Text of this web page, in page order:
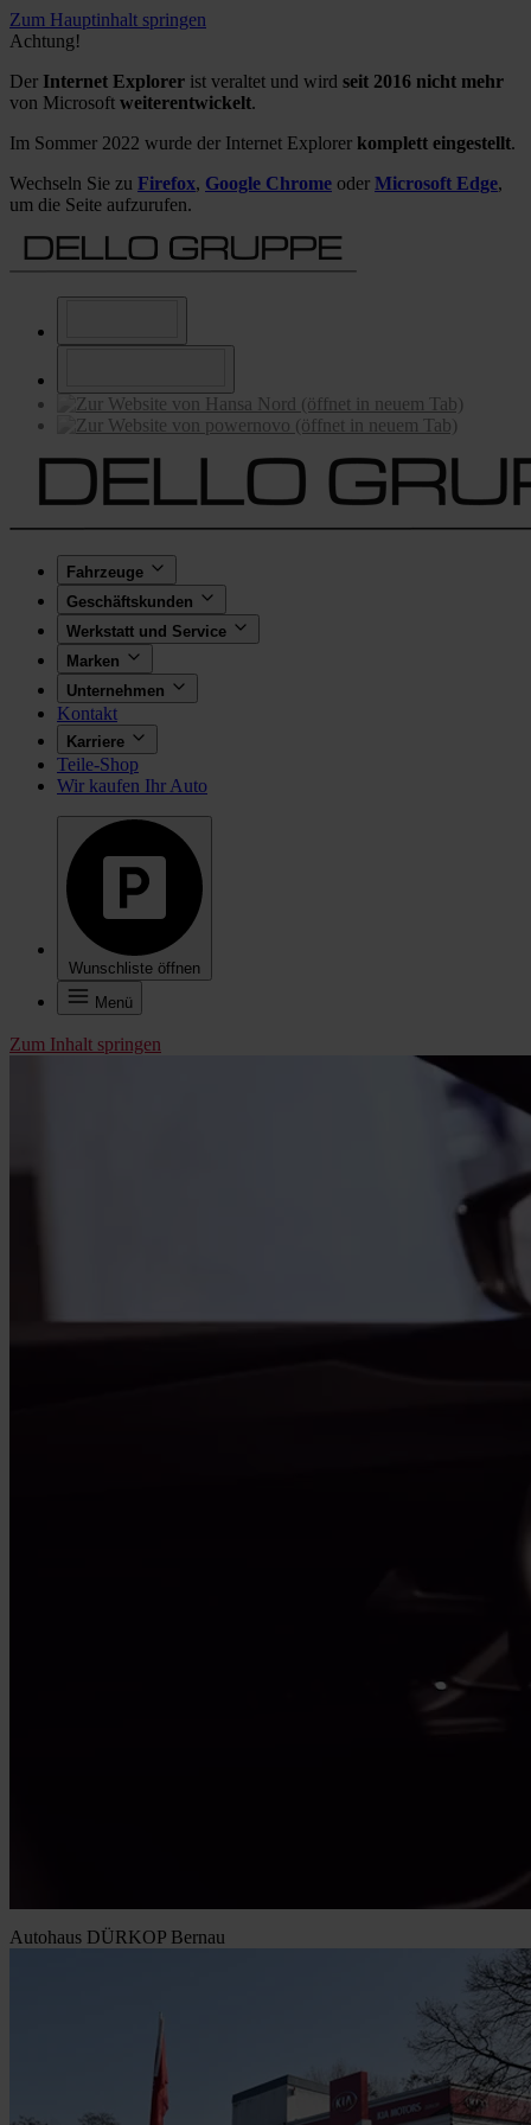
Zum Hauptinhalt springen
Achtung!
Der Internet Explorer ist veraltet und wird seit 2016 nicht mehr
von Microsoft weiterentwickelt.
Im Sommer 2022 wurde der Internet Explorer komplett eingestellt.
Wechseln Sie zu Firefox, Google Chrome oder Microsoft Edge,
um die Seite aufzurufen.
Fahrzeuge
Geschäftskunden
Werkstatt und Service
Marken
Unternehmen
Kontakt
Karriere
Teile-Shop
Wir kaufen Ihr Auto
Wunschliste öffnen
Menü
Zum Inhalt springen
Autohaus DÜRKOP Bernau